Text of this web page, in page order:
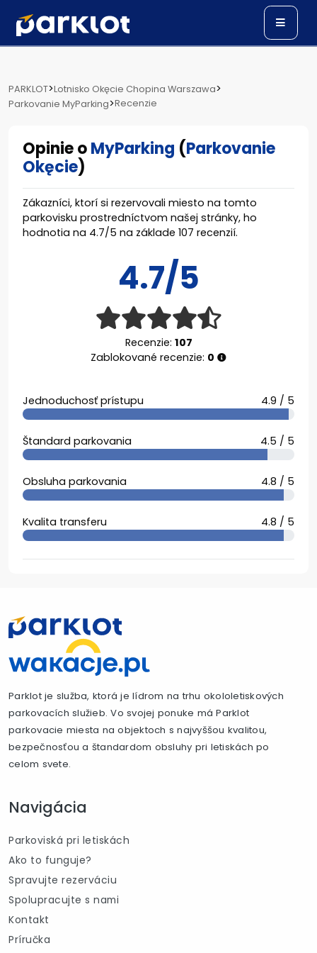
PARKLOT>Lotnisko Okęcie Chopina Warszawa>
Parkovanie MyParking>Recenzie
Opinie oMyParking (Parkovanie
Okęcie)
Zákazníci, ktorí si rezervovali miesto na tomto
parkovisku prostredníctvom našej stránky, ho
hodnotia na 4.7/5 na základe 107 recenzií.
4.7/5
Recenzie: 107
Zablokované recenzie: 0
Jednoduchosť prístupu 4.9 / 5
Štandard parkovania 4.5 / 5
Obsluha parkovania 4.8 / 5
Kvalita transferu 4.8 / 5
Parklot je služba, ktorá je lídrom na trhu okololetiskových
parkovacích služieb. Vo svojej ponuke má Parklot
parkovacie miesta na objektoch s najvyššou kvalitou,
bezpečnosťou a štandardom obsluhy pri letiskách po
celom svete.
Navigácia
Parkoviská pri letiskách
Ako to funguje?
Spravujte rezerváciu
Spolupracujte s nami
Kontakt
Príručka